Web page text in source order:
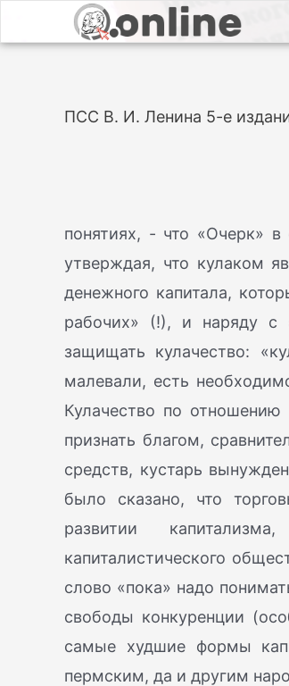
ПСС В. И. Ленина 5-е
понятиях, - что «Очерк»
утверждая, что кулаком
денежного капитала,
рабочих» (!), и наряду с
защищать кулачество:
малевали, есть
Кулачество по
признать благом,
средств, кустарь
было сказано, что
развитии
капиталистического
слово «пока» надо
свободы конкуренции
самые худшие формы
пермским, да и другим